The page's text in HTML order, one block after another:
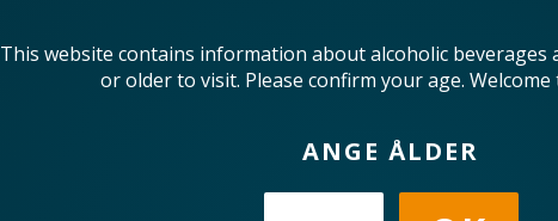
This website contains information about alcoholic beverages
or older to visit. Please confirm your age. Welcome
ANGE ÅLDER